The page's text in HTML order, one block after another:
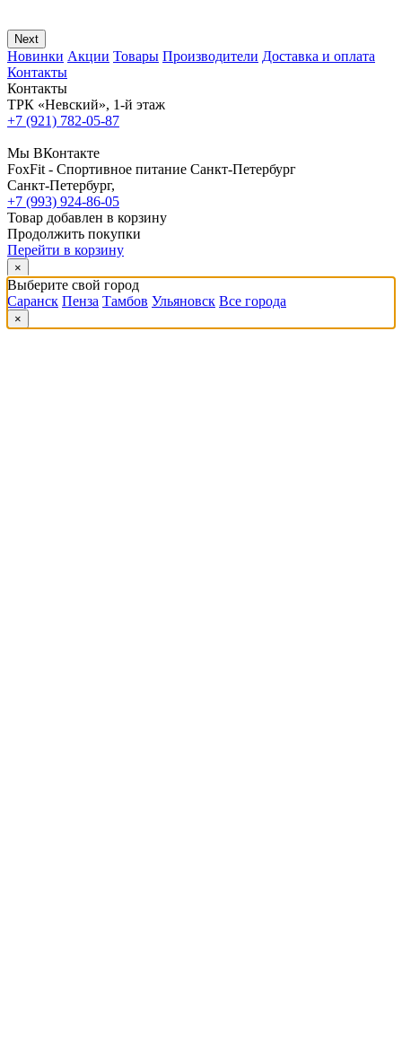
Next
Новинки Акции Товары Производители Доставка и оплата
Контакты
Контакты
ТРК «Невский», 1-й этаж
+7 (921) 782-05-87
Мы ВКонтакте
FoxFit - Спортивное питание Санкт-Петербург
Санкт-Петербург,
+7 (993) 924-86-05
Товар добавлен в корзину
Продолжить покупки
Перейти в корзину
×
Выберите свой город
Саранск Пенза Тамбов Ульяновск Все города
×